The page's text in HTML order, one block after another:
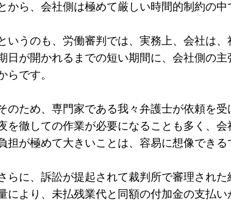
から、会社側は極めて厳しい時間的制約の中
いうのも、労働審判では、実務上、会社は
日が開かれるまでの短い期間に、会社側の
らです。
のため、専門家である我々弁護士が依頼を
を徹しての作業が必要になることも多く、
担が極めて大きいことは、容易に想像できる
らに、訴訟が提起されて裁判所で審理され
により、未払残業代と同額の付加金の支払